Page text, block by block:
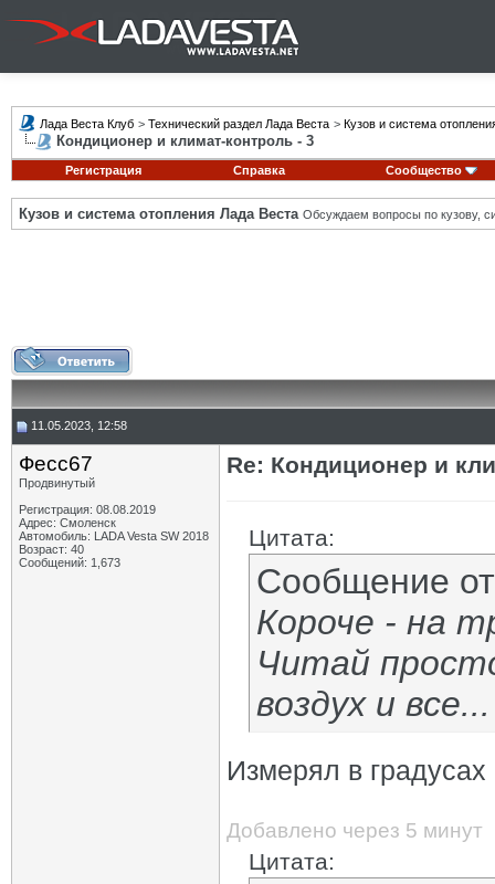
Лада Веста Клуб > Технический раздел Лада Веста > Кузов и система
Кондиционер и климат-контроль - 3
Регистрация Справка Сообщество
Кузов и система отопления Лада Веста Обсуждаем вопросы по кузову,
11.05.2023, 12:58
Фесс67
Продвинутый
Регистрация: 08.08.2019
Адрес: Смоленск
Автомобиль: LADA Vesta SW 2018
Возраст: 40
Сообщений: 1,673
Re: Кондиционер и
Цитата:
Сообщение
Короче - на
Читай
воздух и
Измерял в градусах
Добавлено через 5 минут
Цитата: